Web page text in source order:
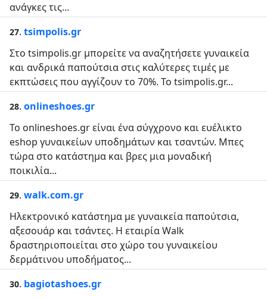
ανάγκες τις...
27. tsimpolis.gr
Στο tsimpolis.gr μπορείτε να αναζητήσετε γυναικεία
και ανδρικά παπούτσια στις καλύτερες τιμές με
εκπτώσεις που αγγίζουν το 70%. Το tsimpolis.gr...
28. onlineshoes.gr
Το onlineshoes.gr είναι ένα σύγχρονο και ευέλικτο
eshop γυναικείων υποδημάτων και τσαντών. Μπες
τώρα στο κατάστημα και βρες μια μοναδική
ποικιλία...
29. walk.com.gr
Ηλεκτρονικό κατάστημα με γυναικεία παπούτσια,
αξεσουάρ και τσάντες. Η εταιρία Walk
δραστηριοποιείται στο χώρο του γυναικείου
δερμάτινου υποδήματος...
30. bagiotashoes.gr